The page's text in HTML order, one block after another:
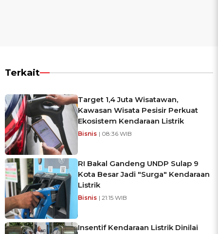
Terkait
Target 1,4 Juta Wisatawan,
Kawasan Wisata Pesisir Perkuat
Ekosistem Kendaraan Listrik
Bisnis | 08:36 WIB
RI Bakal Gandeng UNDP Sulap 9
Kota Besar Jadi "Surga" Kendaraan
Listrik
Bisnis | 21:15 WIB
Insentif Kendaraan Listrik Dinilai